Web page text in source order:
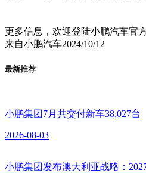
更多信息，欢迎登陆小鹏汽车官
来自小鹏汽车2024/10/12
最新推荐
小鹏集团7月共交付新车38,027台
2026-08-03
小鹏集团发布澳大利亚战略：